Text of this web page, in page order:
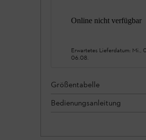
Online nicht verfügbar
Erwartetes Lieferdatum: Mi.,
06.08.
Größentabelle
Bedienungsanleitung